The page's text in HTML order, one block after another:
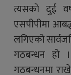
त्यसको दुई
एसपीपीमा
लगिएको
गठबन्धन हो
गठबन्धनमा